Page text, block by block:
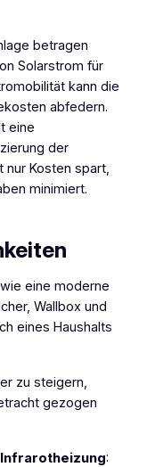
betragen
Solarstrom für
kann die
abfedern.
eine
der
nur Kosten spart,
minimiert.
eine moderne
Wallbox und
eines Haushalts
zu steigern,
gezogen
: